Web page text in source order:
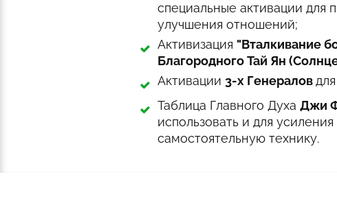
специальные активации для
улучшения отношений; ‍
Активизация "Вталкивание
Благородного Тай Ян
Активации 3-х Генералов
Таблица Главного Духа Джи
использовать и для
самостоятельную технику.